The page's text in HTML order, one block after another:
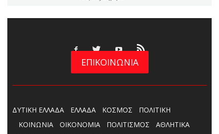
ΕΠΙΚΟΙΝΩΝΙΑ
ΔΥΤΙΚΗ ΕΛΛΑΔΑ ΕΛΛΑΔΑ ΚΟΣΜΟΣ
ΠΟΛΙΤΙΚΗ
ΚΟΙΝΩΝΙΑ
ΟΙΚΟΝΟΜΙΑ ΠΟΛΙΤΙΣΜΟΣ
ΑΘΛΗΤΙΚΑ